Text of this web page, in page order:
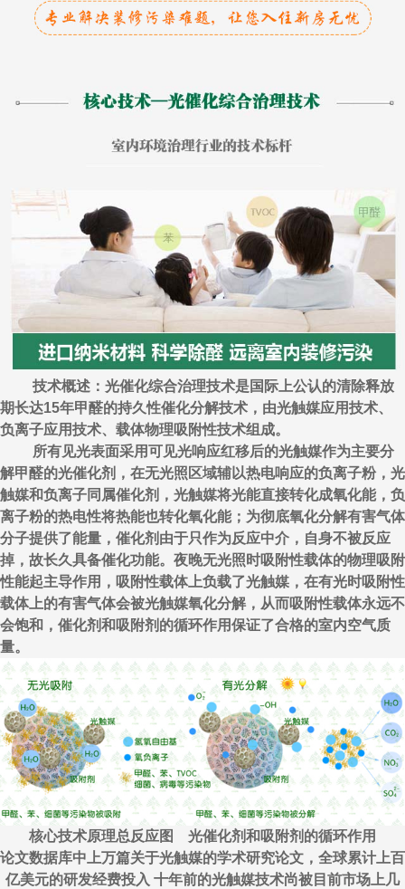
技术概述：光催化综合治理技术是国际上公认的清除释放
期长达15年甲醛的持久性催化分解技术，由光触媒应用技术、
负离子应用技术、载体物理吸附性技术组成。
所有见光表面采用可见光响应红移后的光触媒作为主要分
解甲醛的光催化剂，在无光照区域辅以热电响应的负离子粉，光
触媒和负离子同属催化剂，光触媒将光能直接转化成氧化能，负
离子粉的热电性将热能也转化氧化能；为彻底氧化分解有害气体
分子提供了能量，催化剂由于只作为反应中介，自身不被反应
掉，故长久具备催化功能。夜晚无光照时吸附性载体的物理吸附
性能起主导作用，吸附性载体上负载了光触媒，在有光时吸附性
载体上的有害气体会被光触媒氧化分解，从而吸附性载体永远不
会饱和，催化剂和吸附剂的循环作用保证了合格的室内空气质
量。
核心技术原理总反应图 光催化剂和吸附剂的循环作用
论文数据库中上万篇关于光触媒的学术研究论文，全球累计上百
亿美元的研发经费投入 十年前的光触媒技术尚被目前市场上几